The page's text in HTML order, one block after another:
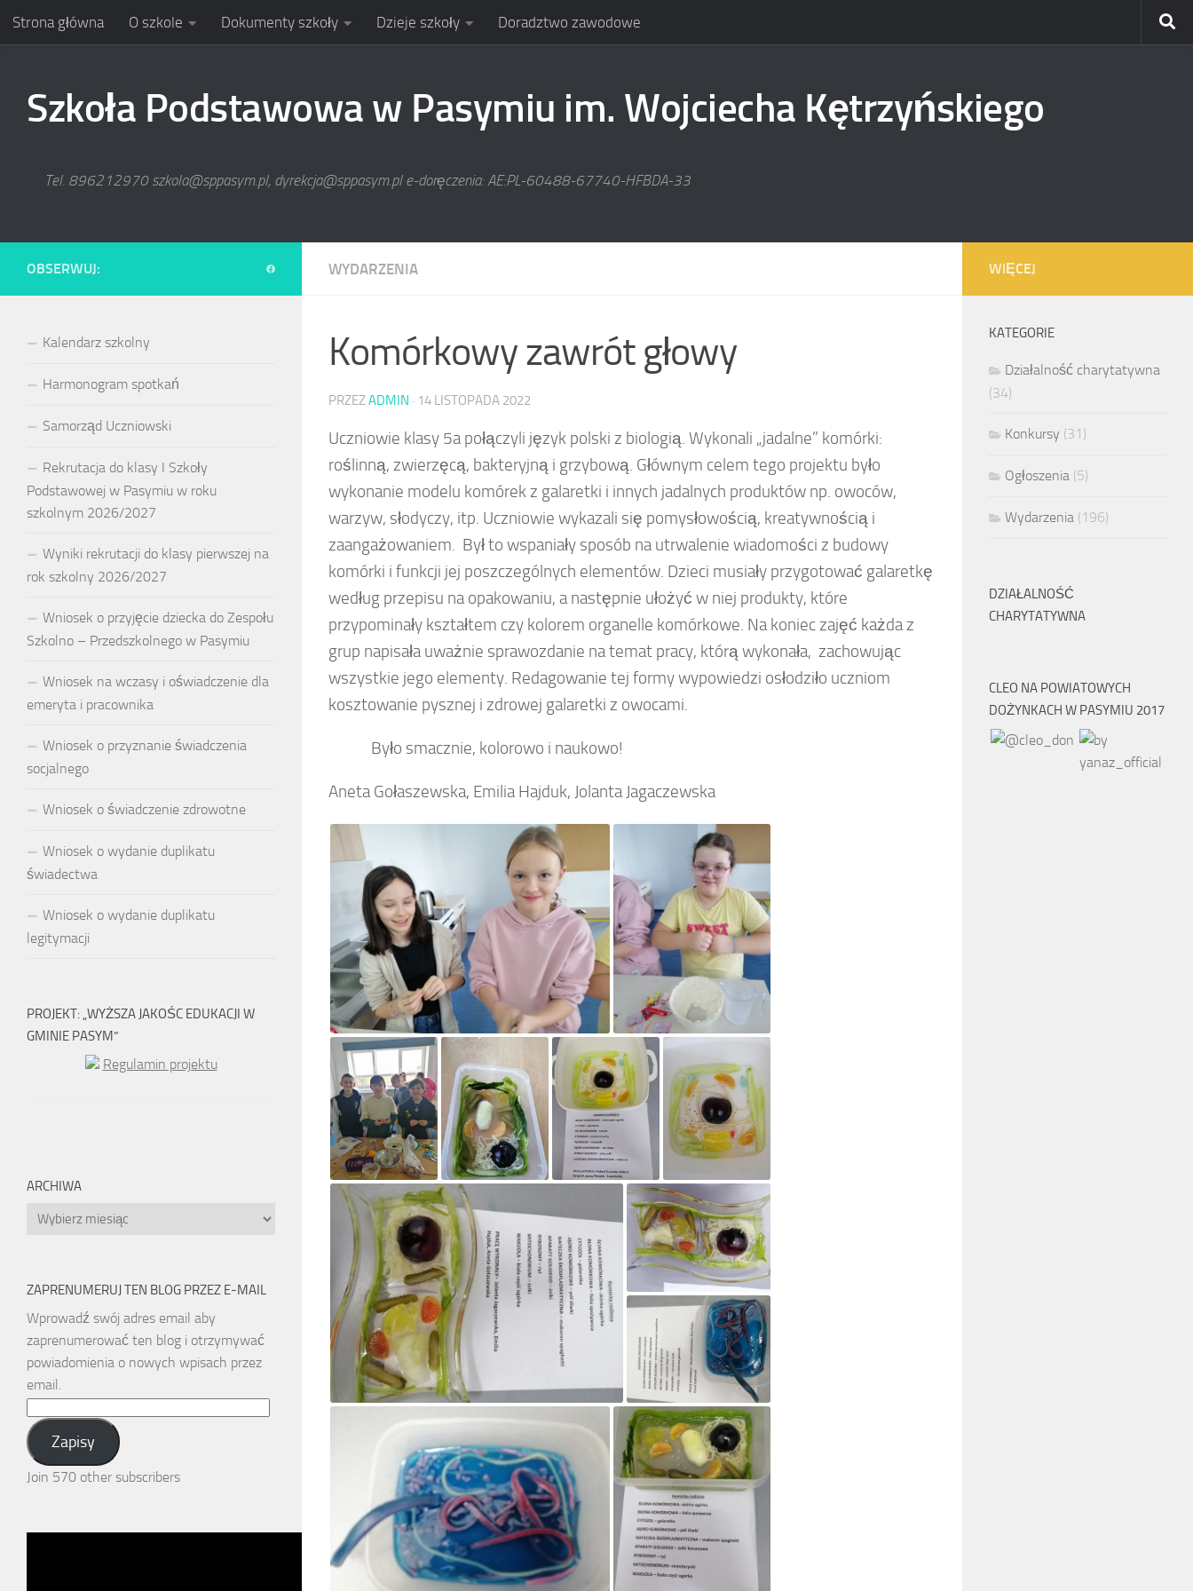
Skip to content
Strona główna O szkole Dokumenty szkoły Dzieje szkoły Doradztwo zawodowe
Szkoła Podstawowa w Pasymiu im. Wojciecha Kętrzyńskiego
Tel. 896212970 szkola@sppasym.pl, dyrekcja@sppasym.pl e-doręczenia: AE:PL-60488-67740-HFBDA-33
WYDARZENIA
Komórkowy zawrót głowy
PRZEZADMIN · 14 LISTOPADA 2022
Uczniowie klasy 5a połączyli język polski z biologią. Wykonali „jadalne” komórki:
roślinną, zwierzęcą, bakteryjną i grzybową. Głównym celem tego projektu było
wykonanie modelu komórek z galaretki i innych jadalnych produktów np. owoców,
warzyw, słodyczy, itp. Uczniowie wykazali się pomysłowością, kreatywnością i
zaangażowaniem. Był to wspaniały sposób na utrwalenie wiadomości z budowy
komórki i funkcji jej poszczególnych elementów. Dzieci musiały przygotować galaretkę
według przepisu na opakowaniu, a następnie ułożyć w niej produkty, które
przypominały kształtem czy kolorem organelle komórkowe. Na koniec zajęć każda z
grup napisała uważnie sprawozdanie na temat pracy, którą wykonała, zachowując
wszystkie jego elementy. Redagowanie tej formy wypowiedzi osłodziło uczniom
kosztowanie pysznej i zdrowej galaretki z owocami.
Było smacznie, kolorowo i naukowo!
Aneta Gołaszewska, Emilia Hajduk, Jolanta Jagaczewska
OBSERWUJ:
Kalendarz szkolny
Harmonogram spotkań
Samorząd Uczniowski
Rekrutacja do klasy I Szkoły
Podstawowej w Pasymiu w roku
szkolnym 2026/2027
Wyniki rekrutacji do klasy pierwszej na
rok szkolny 2026/2027
Wniosek o przyjęcie dziecka do Zespołu
Szkolno – Przedszkolnego w Pasymiu
Wniosek na wczasy i oświadczenie dla
emeryta i pracownika
Wniosek o przyznanie świadczenia
socjalnego
Wniosek o świadczenie zdrowotne
Wniosek o wydanie duplikatu
świadectwa
Wniosek o wydanie duplikatu
legitymacji
PROJEKT: „WYŻSZA JAKOŚC EDUKACJI W
GMINIE PASYM”
Regulamin projektu
ARCHIWA
Archiwa
ZAPRENUMERUJ TEN BLOG PRZEZ E-MAIL
Wprowadź swój adres email aby
zaprenumerować ten blog i otrzymywać
powiadomienia o nowych wpisach przez
email.
Address:
Zapisy
Join 570 other subscribers
WIĘCEJ
KATEGORIE
Działalność charytatywna
(34)
Konkursy (31)
Ogłoszenia (5)
Wydarzenia (196)
DZIAŁALNOŚĆ
CHARYTATYWNA
CLEO NA POWIATOWYCH
DOŻYNKACH W PASYMIU 2017